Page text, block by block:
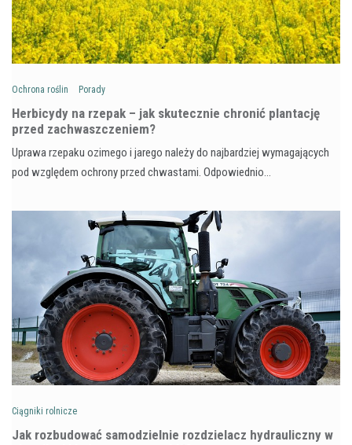
Ochrona roślin Porady
Herbicydy na rzepak – jak skutecznie chronić plantację
przed zachwaszczeniem?
Uprawa rzepaku ozimego i jarego należy do najbardziej wymagających
pod względem ochrony przed chwastami. Odpowiednio…
Ciągniki rolnicze
Jak rozbudować samodzielnie rozdzielacz hydrauliczny w